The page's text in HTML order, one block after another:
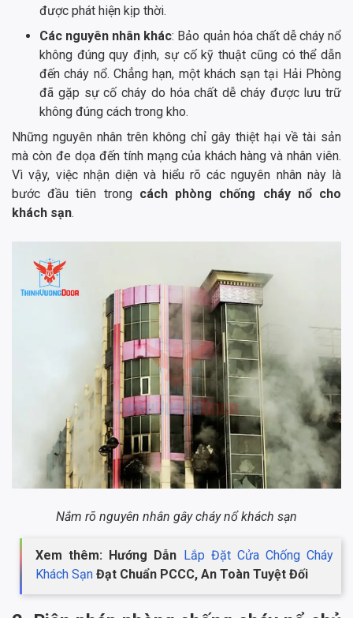
được phát hiện kịp thời.
Các nguyên nhân khác: Bảo quản hóa chất dễ cháy nổ
không đúng quy định, sự cố kỹ thuật cũng có thể dẫn
đến cháy nổ. Chẳng hạn, một khách sạn tại Hải Phòng
đã gặp sự cố cháy do hóa chất dễ cháy được lưu trữ
không đúng cách trong kho.
Những nguyên nhân trên không chỉ gây thiệt hại về tài sản
mà còn đe dọa đến tính mạng của khách hàng và nhân viên.
Vì vậy, việc nhận diện và hiểu rõ các nguyên nhân này là
bước đầu tiên trong cách phòng chống cháy nổ cho
khách sạn.
Nắm rõ nguyên nhân gây cháy nổ khách sạn
Xem thêm: Hướng Dẫn Lắp Đặt Cửa Chống Cháy
Khách Sạn Đạt Chuẩn PCCC, An Toàn Tuyệt Đối